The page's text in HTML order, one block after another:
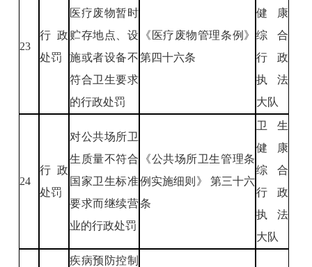
23
行政
处罚
医疗废物暂时
贮存地点、设
施或者设备不
符合卫生要求
的行政处罚
《医疗废物管理条例》
第四十六条
健康
综合
行政
执法
大队
24
行政
处罚
对公共场所卫
生质量不符合
国家卫生标准
要求而继续营
业的行政处罚
《公共场所卫生管理条
例实施细则》 第三十六
条
卫生
健康
综合
行政
执法
大队
疾病预防控制